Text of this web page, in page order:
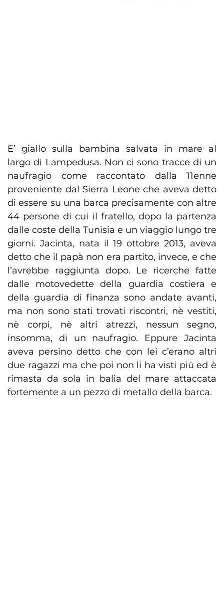
E’ giallo sulla bambina salvata in mare al
largo di Lampedusa. Non ci sono tracce di un
naufragio come raccontato dalla 11enne
proveniente dal Sierra Leone che aveva detto
di essere su una barca precisamente con altre
44 persone di cui il fratello, dopo la partenza
dalle coste della Tunisia e un viaggio lungo tre
giorni. Jacinta, nata il 19 ottobre 2013, aveva
detto che il papà non era partito, invece, e che
l’avrebbe raggiunta dopo. Le ricerche fatte
dalle motovedette della guardia costiera e
della guardia di finanza sono andate avanti,
ma non sono stati trovati riscontri, nè vestiti,
nè corpi, nè altri atrezzi, nessun segno,
insomma, di un naufragio. Eppure Jacinta
aveva persino detto che con lei c’erano altri
due ragazzi ma che poi non li ha visti più ed è
rimasta da sola in balia del mare attaccata
fortemente a un pezzo di metallo della barca.